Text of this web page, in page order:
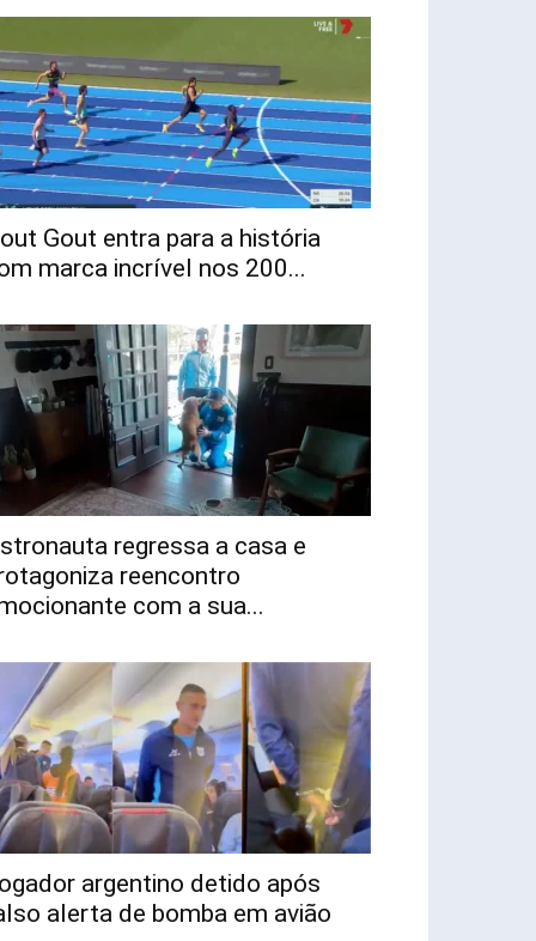
Gout entra para a história
marca incrível nos 200...
regressa a casa e
reencontro
com a sua...
argentino detido após
alerta de bomba em avião